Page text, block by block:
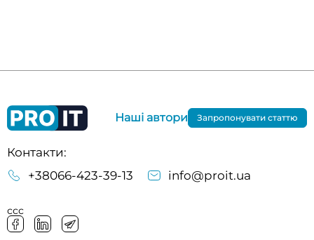
Контакти:
+38066-423-39-13
info@proit.ua
ссс
Наші автори Запропонувати статтю